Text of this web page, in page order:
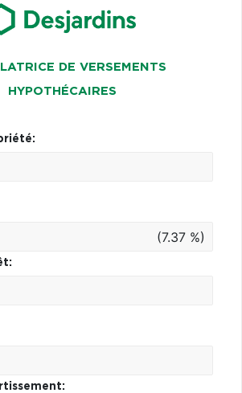
DE VERSEMENTS
HYPOTHÉCAIRES
(7.37 %)